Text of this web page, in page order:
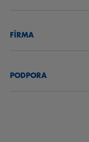
FİRMA
PODPORA